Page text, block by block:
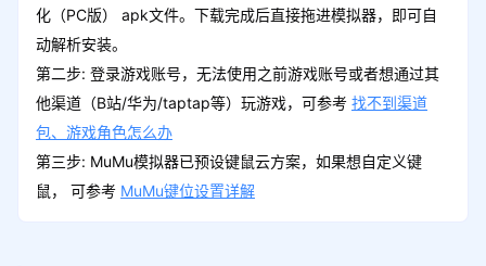
化（PC版） apk文件。下载完成后直接拖进模拟器，即可自
动解析安装。
第二步: 登录游戏账号，无法使用之前游戏账号或者想通过其
他渠道（B站/华为/taptap等）玩游戏，可参考 找不到渠道
包、游戏角色怎么办
第三步: MuMu模拟器已预设键鼠云方案，如果想自定义键
鼠， 可参考 MuMu键位设置详解